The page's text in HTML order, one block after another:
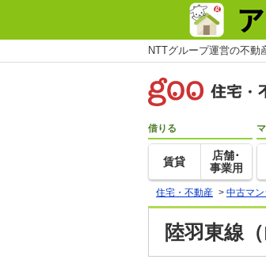
NTTグループ運営の不動
借りる
賃貸
店舗･
事業用
住宅・不動産 > 中古マ
陸羽東線